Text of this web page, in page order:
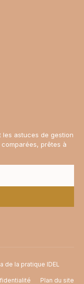
les astuces de gestion
prêtes à
la pratique IDEL
Plan du site